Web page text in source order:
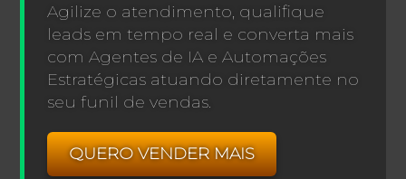
Agilize o atendimento, qualifique
leads em tempo real e converta mais
com Agentes de IA e Automações
Estratégicas atuando diretamente no
seu funil de vendas.
QUERO VENDER MAIS